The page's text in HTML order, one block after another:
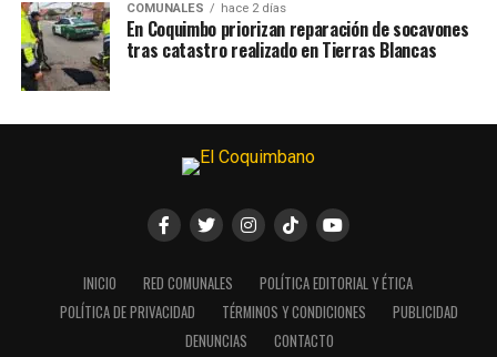
COMUNALES hace 2 días
En Coquimbo priorizan reparación de socavones
tras catastro realizado en Tierras Blancas
INICIO RED COMUNALES
POLÍTICA EDITORIAL Y ÉTICA
POLÍTICA DE PRIVACIDAD
TÉRMINOS Y CONDICIONES
PUBLICIDAD
DENUNCIAS
CONTACTO